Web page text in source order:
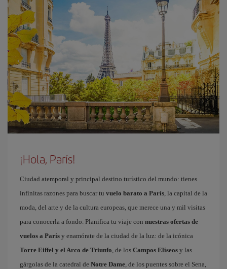
¡Hola, París!
Ciudad atemporal y principal destino turístico del mundo: tienes
infinitas razones para buscar tu vuelo barato a París, la capital de la
moda, del arte y de la cultura europeas, que merece una y mil visitas
para conocerla a fondo. Planifica tu viaje con nuestras ofertas de
vuelos a París y enamórate de la ciudad de la luz: de la icónica
Torre Eiffel y el Arco de Triunfo, de los Campos Elíseos y las
gárgolas de la catedral de Notre Dame, de los puentes sobre el Sena,